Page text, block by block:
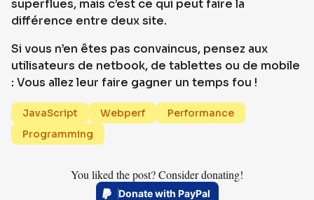
superflues, mais c’est ce qui peut faire la
différence entre deux site.
Si vous n’en êtes pas convaincus, pensez aux
utilisateurs de netbook, de tablettes ou de mobile
: Vous allez leur faire gagner un temps fou !
JavaScript Webperf
Performance
Programming
You liked the post? Consider donating!
Donate with PayPal